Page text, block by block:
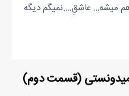
میشه… عاشقِ….نمیگم دیگه
(قسمت دوم)